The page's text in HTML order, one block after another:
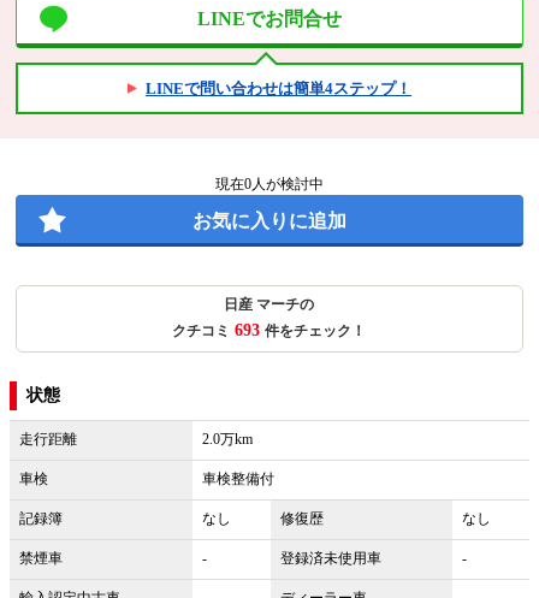
LINEでお問合せ
LINEで問い合わせは簡単4ステップ！
現在0人が検討中
お気に入りに追加
日産 マーチの
クチコミ 693 件をチェック！
状態
走行距離 2.0万km
車検 車検整備付
記録簿 なし 修復歴 なし
禁煙車 - 登録済未使用車 -